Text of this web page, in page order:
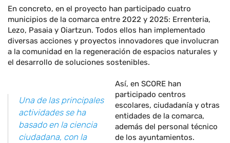
En concreto, en el proyecto han participado cuatro
municipios de la comarca entre 2022 y 2025: Errenteria,
Lezo, Pasaia y Oiartzun. Todos ellos han implementado
diversas acciones y proyectos innovadores que involucran
a la comunidad en la regeneración de espacios naturales y
el desarrollo de soluciones sostenibles.
Una de las principales
actividades se ha
basado en la ciencia
ciudadana, con la
Así, en SCORE han
participado centros
escolares, ciudadanía y otras
entidades de la comarca,
además del personal técnico
de los ayuntamientos.